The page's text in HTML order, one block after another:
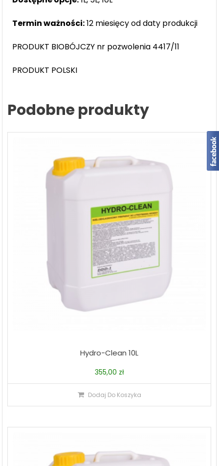
Termin ważności:12 miesięcy od daty produkcji
PRODUKT BIOBÓJCZY nr pozwolenia 4417/11
PRODUKT POLSKI
Podobne produkty
Hydro-Clean 10L
355,00 zł
Dodaj Do Koszyka